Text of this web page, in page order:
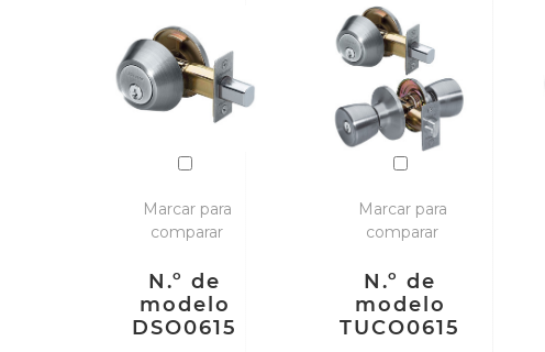
Marcar para
comparar
N.º de
modelo
DSO0615
Marcar para
comparar
N.º de
modelo
TUCO0615